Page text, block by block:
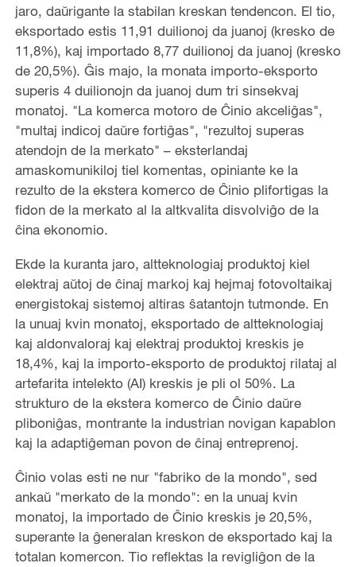
jaro, daŭrigante la stabilan kreskan tendencon. El tio,
eksportado estis 11,91 duilionoj da juanoj (kresko de
11,8%), kaj importado 8,77 duilionoj da juanoj (kresko
de 20,5%). Ĝis majo, la monata importo-eksporto
superis 4 duilionojn da juanoj dum tri sinsekvaj
monatoj. "La komerca motoro de Ĉinio akceliĝas",
"multaj indicoj daŭre fortiĝas", "rezultoj superas
atendojn de la merkato" – eksterlandaj
amaskomunikiloj tiel komentas, opiniante ke la
rezulto de la ekstera komerco de Ĉinio plifortigas la
fidon de la merkato al la altkvalita disvolviĝo de la
ĉina ekonomio.
Ekde la kuranta jaro, altteknologiaj produktoj kiel
elektraj aŭtoj de ĉinaj markoj kaj hejmaj fotovoltaikaj
energistokaj sistemoj altiras ŝatantojn tutmonde. En
la unuaj kvin monatoj, eksportado de altteknologiaj
kaj aldonvaloraj kaj elektraj produktoj kreskis je
18,4%, kaj la importo-eksporto de produktoj rilataj al
artefarita intelekto (AI) kreskis je pli ol 50%. La
strukturo de la ekstera komerco de Ĉinio daŭre
pliboniĝas, montrante la industrian novigan kapablon
kaj la adaptiĝeman povon de ĉinaj entreprenoj.
Ĉinio volas esti ne nur "fabriko de la mondo", sed
ankaŭ "merkato de la mondo": en la unuaj kvin
monatoj, la importado de Ĉinio kreskis je 20,5%,
superante la ĝeneralan kreskon de eksportado kaj la
totalan komercon. Tio reflektas la revigliĝon de la